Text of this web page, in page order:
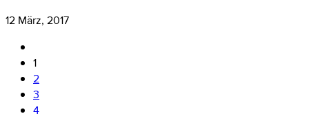
12 März, 2017
1
2
3
4